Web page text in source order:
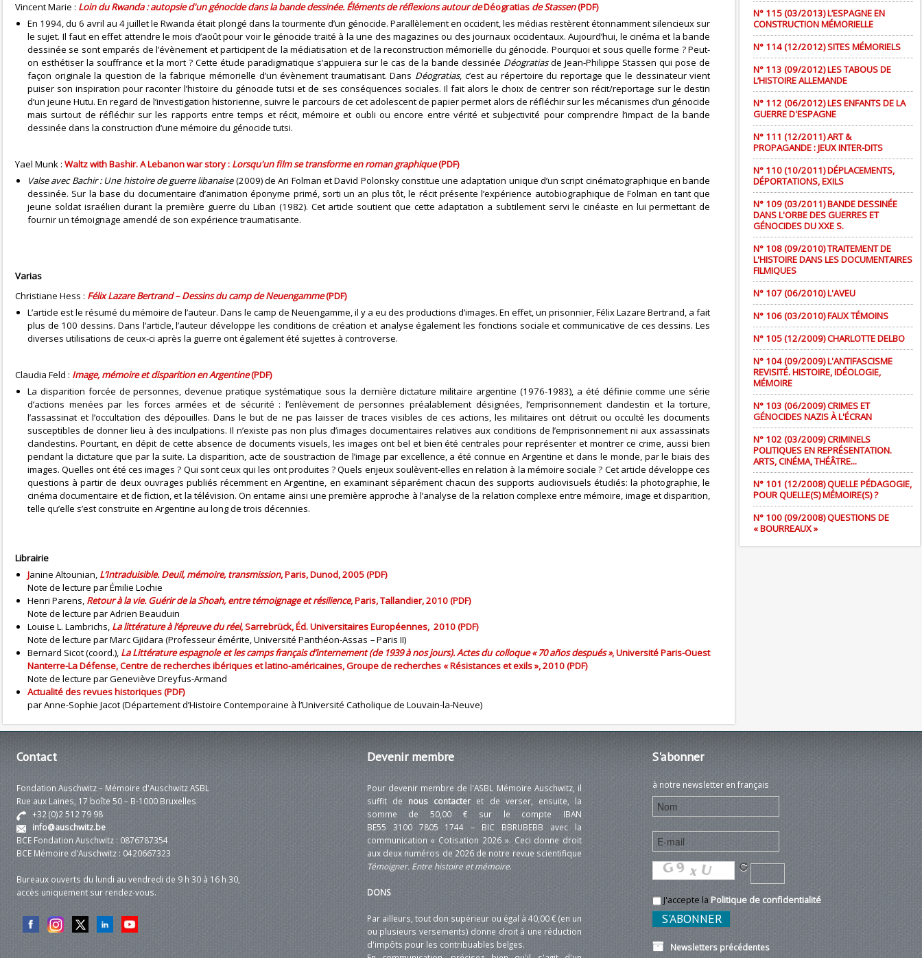
Vincent Marie : Loin du Rwanda : autopsie d'un génocide dans la bande dessinée. Éléments de réflexions autour deDéogratias de Stassen(PDF)
En 1994, du 6 avril au 4 juillet le Rwanda était plongé dans la tourmente d’un génocide. Parallèlement en occident, les médias restèrent étonnamment silencieux sur
le sujet. Il faut en effet attendre le mois d’août pour voir le génocide traité à la une des magazines ou des journaux occidentaux. Aujourd’hui, le cinéma et la bande
dessinée se sont emparés de l’évènement et participent de la médiatisation et de la reconstruction mémorielle du génocide. Pourquoi et sous quelle forme ? Peut-
on esthétiser la souffrance et la mort ? Cette étude paradigmatique s’appuiera sur le cas de la bande dessinée Déogratiasde Jean-Philippe Stassen qui pose de
façon originale la question de la fabrique mémorielle d’un évènement traumatisant. Dans Déogratias, c’est au répertoire du reportage que le dessinateur vient
puiser son inspiration pour raconter l’histoire du génocide tutsi et de ses conséquences sociales. Il fait alors le choix de centrer son récit/reportage sur le destin
d’un jeune Hutu. En regard de l’investigation historienne, suivre le parcours de cet adolescent de papier permet alors de réfléchir sur les mécanismes d’un génocide
mais surtout de réfléchir sur les rapports entre temps et récit, mémoire et oubli ou encore entre vérité et subjectivité pour comprendre l’impact de la bande
dessinée dans la construction d’une mémoire du génocide tutsi.
Yael Munk : Waltz with Bashir. A Lebanon war story : Lorsqu'un film se transforme en roman graphique(PDF)
Valse avec Bachir : Une histoire de guerre libanaise(2009) de Ari Folman et David Polonsky constitue une adaptation unique d’un script cinématographique en bande
dessinée. Sur la base du documentaire d’animation éponyme primé, sorti un an plus tôt, le récit présente l’expérience autobiographique de Folman en tant que
jeune soldat israélien durant la première guerre du Liban (1982). Cet article soutient que cette adaptation a subtilement servi le cinéaste en lui permettant de
fournir un témoignage amendé de son expérience traumatisante.
Varias
Christiane Hess : Félix Lazare Bertrand – Dessins du camp de Neuengamme(PDF)
L’article est le résumé du mémoire de l’auteur. Dans le camp de Neuengamme, il y a eu des productions d’images. En effet, un prisonnier, Félix Lazare Bertrand, a fait
plus de 100 dessins. Dans l’article, l’auteur développe les conditions de création et analyse également les fonctions sociale et communicative de ces dessins. Les
diverses utilisations de ceux-ci après la guerre ont également été sujettes à controverse.
Claudia Feld : Image, mémoire et disparition en Argentine(PDF)
La disparition forcée de personnes, devenue pratique systématique sous la dernière dictature militaire argentine (1976-1983), a été définie comme une série
d’actions menées par les forces armées et de sécurité : l’enlèvement de personnes préalablement désignées, l’emprisonnement clandestin et la torture,
l’assassinat et l’occultation des dépouilles. Dans le but de ne pas laisser de traces visibles de ces actions, les militaires ont détruit ou occulté les documents
susceptibles de donner lieu à des inculpations. Il n’existe pas non plus d’images documentaires relatives aux conditions de l’emprisonnement ni aux assassinats
clandestins. Pourtant, en dépit de cette absence de documents visuels, les images ont bel et bien été centrales pour représenter et montrer ce crime, aussi bien
pendant la dictature que par la suite. La disparition, acte de soustraction de l’image par excellence, a été connue en Argentine et dans le monde, par le biais des
images. Quelles ont été ces images ? Qui sont ceux qui les ont produites ? Quels enjeux soulèvent-elles en relation à la mémoire sociale ? Cet article développe ces
questions à partir de deux ouvrages publiés récemment en Argentine, en examinant séparément chacun des supports audiovisuels étudiés: la photographie, le
cinéma documentaire et de fiction, et la télévision. On entame ainsi une première approche à l’analyse de la relation complexe entre mémoire, image et disparition,
telle qu’elle s’est construite en Argentine au long de trois décennies.
Librairie
Janine Altounian, L’Intraduisible. Deuil, mémoire, transmission, Paris, Dunod, 2005 (PDF)
Note de lecture par Émilie Lochie
Henri Parens, Retour à la vie. Guérir de la Shoah, entre témoignage et résilience, Paris, Tallandier, 2010 (PDF)
Note de lecture par Adrien Beauduin
Louise L. Lambrichs, La littérature à l’épreuve du réel, Sarrebrück, Éd. Universitaires Européennes, 2010 (PDF)
Note de lecture par Marc Gjidara (Professeur émérite, Université Panthéon-Assas –Paris II)
Bernard Sicot (coord.), La Littérature espagnole et les camps français d’internement (de 1939 à nos jours). Actes du colloque « 70 años después », Université Paris-Ouest
Nanterre-La Défense, Centre de recherches ibériques et latino-américaines, Groupe de recherches « Résistances et exils », 2010 (PDF)
Note de lecture par Geneviève Dreyfus-Armand
Actualité des revues historiques (PDF)
par Anne-Sophie Jacot (Département d’Histoire Contemporaine à l’Université Catholique de Louvain-la-Neuve)
N° 115 (03/2013) L’ESPAGNE EN
CONSTRUCTION MÉMORIELLE
N° 114 (12/2012) SITES MÉMORIELS
N° 113 (09/2012) LES TABOUS DE
L’HISTOIRE ALLEMANDE
N° 112 (06/2012) LES ENFANTS DE LA
GUERRE D'ESPAGNE
N° 111 (12/2011) ART &
PROPAGANDE : JEUX INTER-DITS
N° 110 (10/2011) DÉPLACEMENTS,
DÉPORTATIONS, EXILS
N° 109 (03/2011) BANDE DESSINÉE
DANS L'ORBE DES GUERRES ET
GÉNOCIDES DU XXE S.
N° 108 (09/2010) TRAITEMENT DE
L'HISTOIRE DANS LES DOCUMENTAIRES
FILMIQUES
N° 107 (06/2010) L'AVEU
N° 106 (03/2010) FAUX TÉMOINS
N° 105 (12/2009) CHARLOTTE DELBO
N° 104 (09/2009) L'ANTIFASCISME
REVISITÉ. HISTOIRE, IDÉOLOGIE,
MÉMOIRE
N° 103 (06/2009) CRIMES ET
GÉNOCIDES NAZIS À L'ÉCRAN
N° 102 (03/2009) CRIMINELS
POLITIQUES EN REPRÉSENTATION.
ARTS, CINÉMA, THÉÂTRE...
N° 101 (12/2008) QUELLE PÉDAGOGIE,
POUR QUELLE(S) MÉMOIRE(S) ?
N° 100 (09/2008) QUESTIONS DE
« BOURREAUX »
Contact
Fondation Auschwitz – Mémoire d'Auschwitz ASBL
Rue aux Laines, 17 boîte 50 – B-1000 Bruxelles
+32 (0)2 512 79 98
info@auschwitz.be
BCE Fondation Auschwitz : 0876787354
BCE Mémoire d'Auschwitz : 0420667323
Bureaux ouverts du lundi au vendredi de 9 h 30 à 16 h 30,
accès uniquement sur rendez-vous.
Devenir membre
Pour devenir membre de l'ASBL Mémoire Auschwitz, il
suffit de nous contacteret de verser, ensuite, la
somme de 50,00 € sur le compte IBAN
BE55 3100 7805 1744 – BIC BBRUBEBB avec la
communication « Cotisation 2026 ». Ceci donne droit
aux deux numéros de 2026 de notre revue scientifique
Témoigner. Entre histoire et mémoire.
DONS
Par ailleurs, tout don supérieur ou égal à 40,00 € (en un
ou plusieurs versements) donne droit à une réduction
d'impôts pour les contribuables belges.
S'abonner
à notre newsletter en français
J'accepte la Politique de confidentialité
Newsletters précédentes